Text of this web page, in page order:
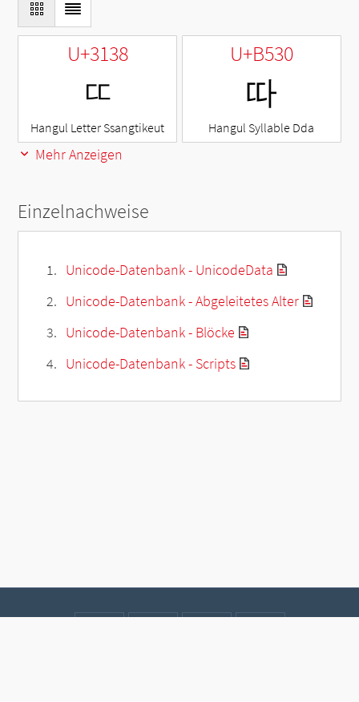
U+3138
ㄸ
Hangul Letter Ssangtikeut
U+B530
따
Hangul Syllable Dda
Mehr Anzeigen
Einzelnachweise
Unicode-Datenbank - UnicodeData
Unicode-Datenbank - Abgeleitetes Alter
Unicode-Datenbank - Blöcke
Unicode-Datenbank - Scripts